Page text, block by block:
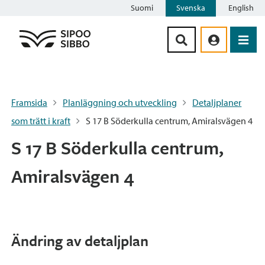
Suomi Svenska English
Framsida Planläggning och utveckling
Detaljplaner
som trätt i kraft
S 17 B Söderkulla centrum, Amiralsvägen 4
S 17 B Söderkulla centrum,
Amiralsvägen 4
Ändring av detaljplan